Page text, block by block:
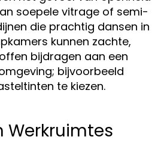
soepele vitrage of semi-
die prachtig dansen in
kunnen zachte,
bijdragen aan een
bijvoorbeeld
te kiezen.
Werkruimtes